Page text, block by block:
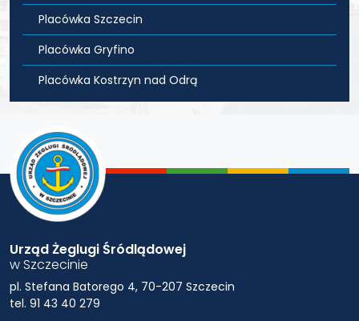
Placówka Szczecin
Placówka Gryfino
Placówka Kostrzyn nad Odrą
Urząd Żeglugi Śródlądowej
w Szczecinie
pl. Stefana Batorego 4, 70-207 Szczecin
tel. 91 43 40 279